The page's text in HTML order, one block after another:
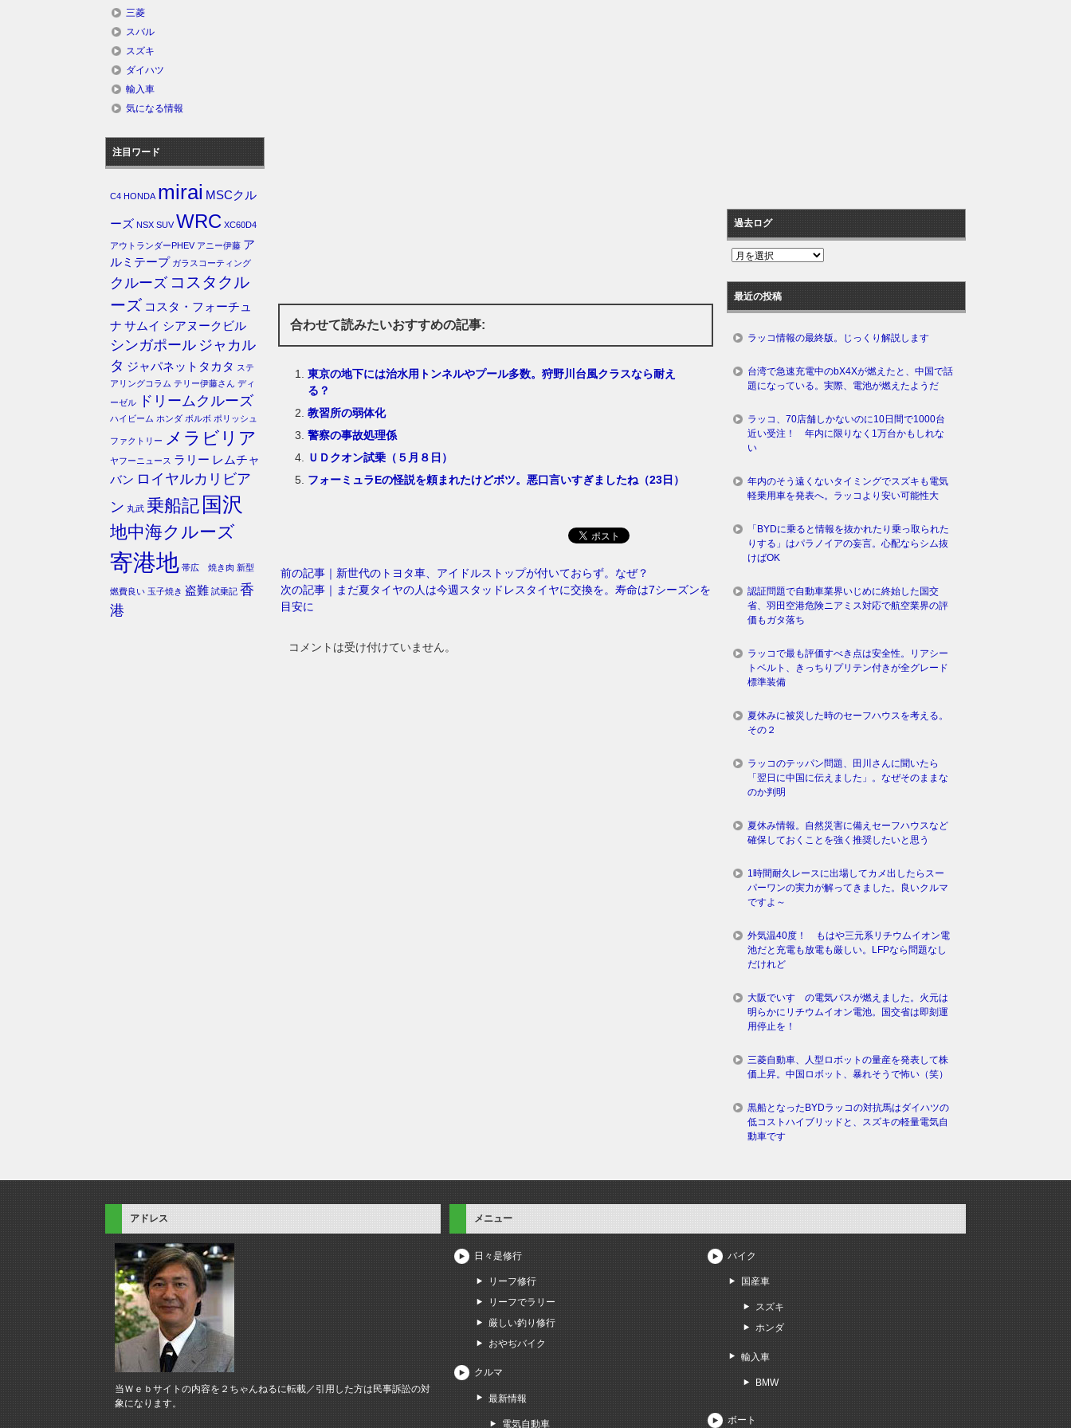
合わせて読みたいおすすめの記事:
東京の地下には治水用トンネルやプール多数。狩野川台風クラスなら耐え
る？
教習所の弱体化
警察の事故処理係
ＵＤクオン試乗（５月８日）
フォーミュラEの怪説を頼まれたけどボツ。悪口言いすぎましたね（23日）
前の記事｜新世代のトヨタ車、アイドルストップが付いておらず。なぜ？
次の記事｜まだ夏タイヤの人は今週スタッドレスタイヤに交換を。寿命は7シーズンを
目安に
コメントは受け付けていません。
三菱
スバル
スズキ
ダイハツ
輸入車
気になる情報
注目ワード
C4 HONDA mirai MSCクル
ーズ NSX SUV WRC XC60D4
アウトランダーPHEV アニー伊藤 ア
ルミテープ ガラスコーティング
クルーズ コスタクル
ーズ コスタ・フォーチュ
ナ サムイ シアヌークビル
シンガポール ジャカル
タ ジャパネットタカタ ステ
アリングコラム テリー伊藤さん ディ
ーゼル
ドリームクルーズ
ハイビーム ホンダ ボルボ ポリッシュ
ファクトリー メラビリア
ヤフーニュース ラリー レムチャ
バン ロイヤルカリビア
ン 丸武 乗船記 国沢
地中海クルーズ
寄港地 帯広 焼き肉 新型
燃費良い 玉子焼き 盗難 試乗記 香
港
過去ログ
過
ロ
グ
最近の投稿
ラッコ情報の最終版。じっくり解説します
台湾で急速充電中のbX4Xが燃えたと、中国で話
題になっている。実際、電池が燃えたようだ
ラッコ、70店舗しかないのに10日間で1000台
近い受注！ 年内に限りなく1万台かもしれな
い
年内のそう遠くないタイミングでスズキも電気
軽乗用車を発表へ。ラッコより安い可能性大
「BYDに乗ると情報を抜かれたり乗っ取られた
りする」はパラノイアの妄言。心配ならシム抜
けばOK
認証問題で自動車業界いじめに終始した国交
省、羽田空港危険ニアミス対応で航空業界の評
価もガタ落ち
ラッコで最も評価すべき点は安全性。リアシー
トベルト、きっちりプリテン付きが全グレード
標準装備
夏休みに被災した時のセーフハウスを考える。
その２
ラッコのテッパン問題、田川さんに聞いたら
「翌日に中国に伝えました」。なぜそのままな
のか判明
夏休み情報。自然災害に備えセーフハウスなど
確保しておくことを強く推奨したいと思う
1時間耐久レースに出場してカメ出したらスー
パーワンの実力が解ってきました。良いクルマ
ですよ～
外気温40度！ もはや三元系リチウムイオン電
池だと充電も放電も厳しい。LFPなら問題なし
だけれど
大阪でいすゞの電気バスが燃えました。火元は
明らかにリチウムイオン電池。国交省は即刻運
用停止を！
三菱自動車、人型ロボットの量産を発表して株
価上昇。中国ロボット、暴れそうで怖い（笑）
黒船となったBYDラッコの対抗馬はダイハツの
低コストハイブリッドと、スズキの軽量電気自
動車です
アドレス
当Ｗｅｂサイトの内容を２ちゃんねるに転載／引用した方は民事訴訟の対
象になります。
メニュー
日々是修行
リーフ修行
リーフでラリー
厳しい釣り修行
おやぢバイク
クルマ
最新情報
電気自動車
バイク
国産車
スズキ
ホンダ
輸入車
BMW
ボート